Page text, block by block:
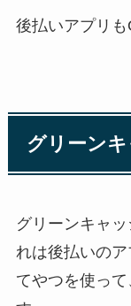
後払いアプリも
グリーン
グリーンキャ
れは後払いの
てやつを使っ